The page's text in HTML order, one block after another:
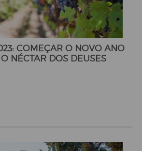
COMEÇAR O NOVO ANO
NÉCTAR DOS DEUSES